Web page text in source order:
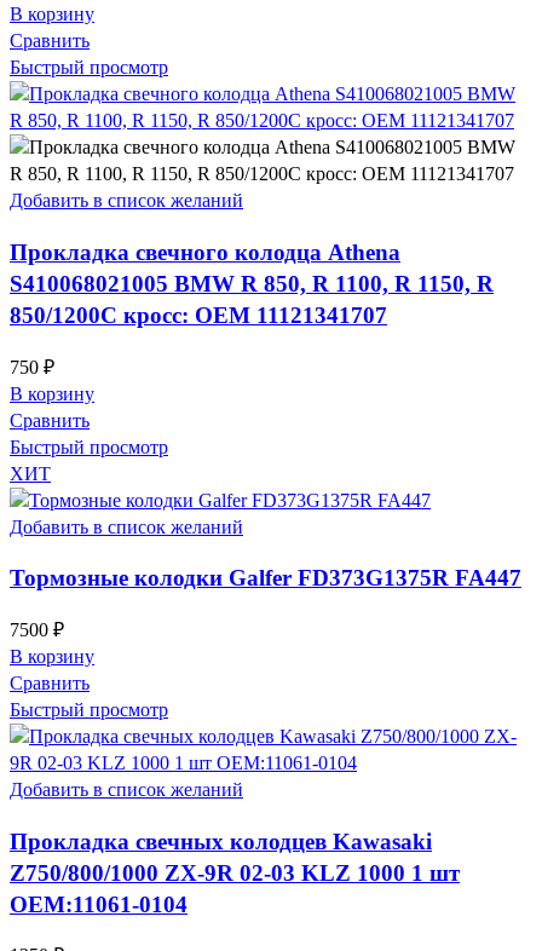
В корзину
Сравнить
Быстрый просмотр
Добавить в список желаний
Прокладка свечного колодца Athena
S410068021005 BMW R 850, R 1100, R 1150, R
850/1200C кросс: OEM 11121341707
750 ₽
В корзину
Сравнить
Быстрый просмотр
ХИТ
Добавить в список желаний
Тормозные колодки Galfer FD373G1375R FA447
7500 ₽
В корзину
Сравнить
Быстрый просмотр
Добавить в список желаний
Прокладка свечных колодцев Kawasaki
Z750/800/1000 ZX-9R 02-03 KLZ 1000 1 шт
OEM:11061-0104